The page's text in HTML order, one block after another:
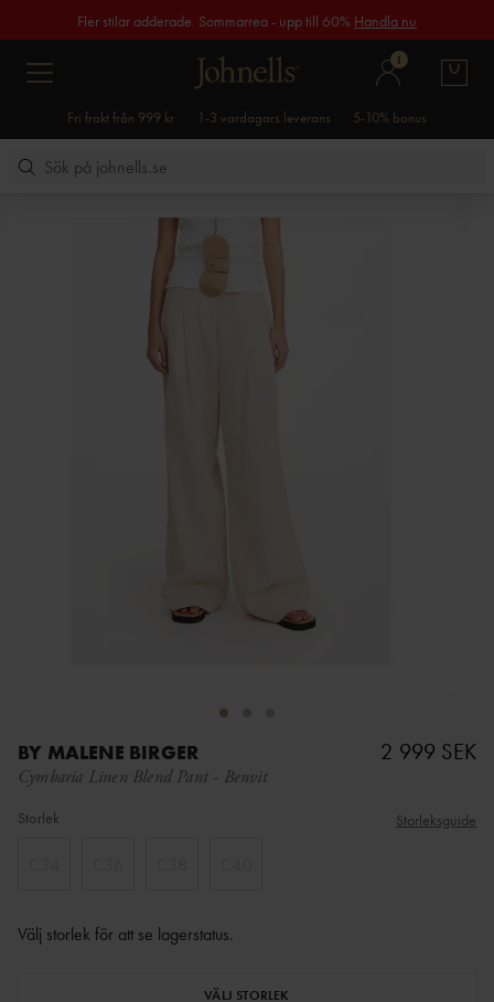
Fler stilar adderade. Sommarrea - upp till 60% Handla nu
1
Fri frakt från 999 kr 1-3 vardagars leverans 5-10% bonus
BY MALENE BIRGER
Cymbaria Linen Blend Pant - Benvit
2 999 SEK
Storlek Storleksguide
Välj storlek för att se lagerstatus.
VÄLJ STORLEK